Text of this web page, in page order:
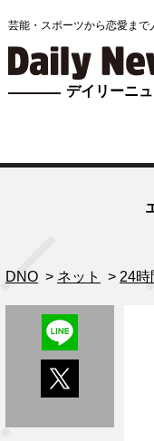
芸能・スポーツから恋愛ま
デイリーニ
DNO > ネット > 24